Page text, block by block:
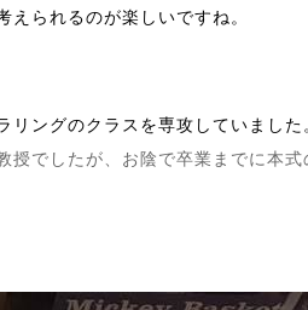
えられるのが楽しいですね。
リングのクラスを専攻していま した
授でしたが、 お陰で卒業までに本